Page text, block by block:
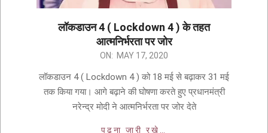
लॉकडाउन 4 ( Lockdown 4 ) के तहत
आत्मनिर्भरता पर जोर
ON: MAY 17, 2020
लॉकडाउन 4 ( Lockdown 4 ) को 18 मई से बढ़ाकर 31 मई
तक किया गया। आगे बढ़ाने की घोषणा करते हुए प्रधानमंत्री
नरेन्द्र मोदी ने आत्मनिर्भरता पर जोर देते
पढ़ना जारी रखे…